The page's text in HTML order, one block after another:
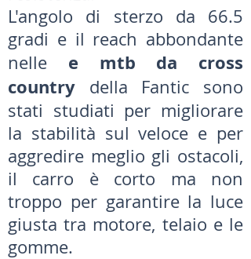
L'angolo di sterzo da 66.5
gradi e il reach abbondante
nelle e mtb da cross
country della Fantic sono
stati studiati per migliorare
la stabilità sul veloce e per
aggredire meglio gli ostacoli,
il carro è corto ma non
troppo per garantire la luce
giusta tra motore, telaio e le
gomme.